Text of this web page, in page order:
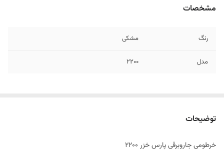
مشخصات
رنگ مشکی
مدل ۲۲۰۰
توضیحات
خرطومی جاروبرقی پارس خزر ۲۲۰۰